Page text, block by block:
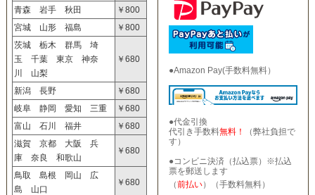
青森 岩手 秋田
￥800
宮城 山形 福島
￥800
茨城 栃木 群馬 埼
玉 千葉 東京 神奈
川 山梨
￥680
新潟 長野
￥680
岐阜 静岡 愛知 三重
￥680
富山 石川 福井
￥680
滋賀 京都 大阪 兵
庫 奈良 和歌山
￥680
鳥取 島根 岡山 広
島 山口
￥680
●Amazon Pay(手数料無料）
●代金引換
代引き手数料無料！
（弊社負担で
す）
●コンビニ決済（払込票）※払込
票を郵送します
（前払い）（手数料無料）